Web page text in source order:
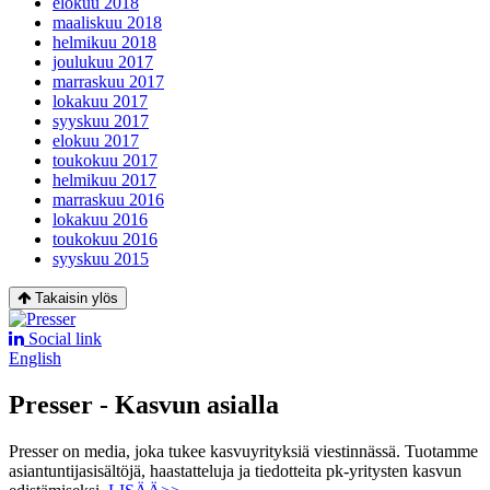
maaliskuu 2018
helmikuu 2018
joulukuu 2017
marraskuu 2017
lokakuu 2017
syyskuu 2017
elokuu 2017
toukokuu 2017
helmikuu 2017
marraskuu 2016
lokakuu 2016
toukokuu 2016
syyskuu 2015
Takaisin ylös
Social link
English
Presser - Kasvun asialla
Presser on media, joka tukee kasvuyrityksiä viestinnässä. Tuotamme
asiantuntijasisältöjä, haastatteluja ja tiedotteita pk-yritysten kasvun